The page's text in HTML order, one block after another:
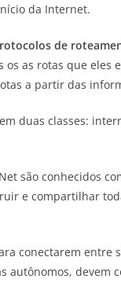
da Internet.
de
as rotas que eles
a partir das
duas classes:
são conhecidos
e compartilhar
conectarem entre
autônomos, devem